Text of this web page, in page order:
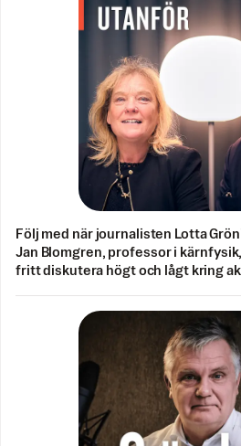
Följ med när journalisten Lotta
Jan Blomgren, professor i
fritt diskutera högt och lågt kring